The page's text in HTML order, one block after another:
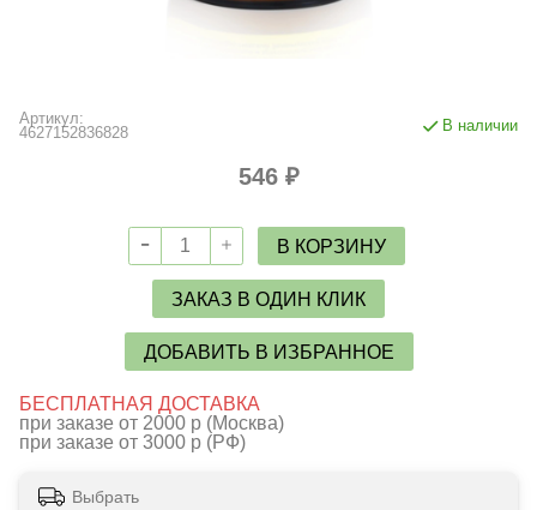
Артикул:
4627152836828
В наличии
546 ₽
В КОРЗИНУ
ЗАКАЗ В ОДИН КЛИК
ДОБАВИТЬ В ИЗБРАННОЕ
БЕСПЛАТНАЯ ДОСТАВКА
при заказе от 2000 р (Москва)
при заказе от 3000 р (РФ)
Выбрать